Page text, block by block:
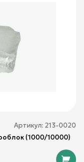
Артикул: 213-0020
(1000/10000)